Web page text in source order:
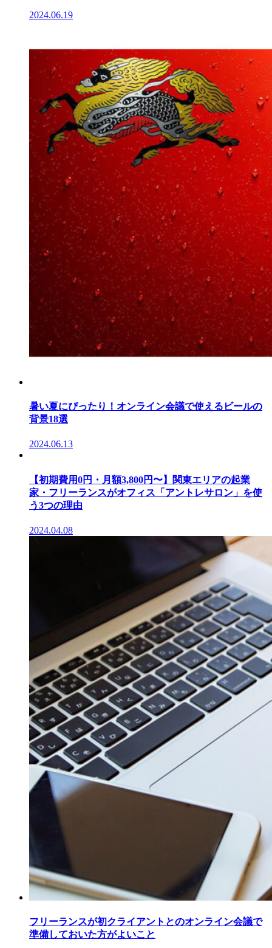
2024.06.19
暑い夏にぴったり！オンライン会議で使えるビールの
背景18選
2024.06.13
【初期費用0円・月額3,800円〜】関東エリアの起業
家・フリーランスがオフィス「アントレサロン」を使
う3つの理由
2024.04.08
フリーランスが初クライアントとのオンライン会議で
準備しておいた方がよいこと